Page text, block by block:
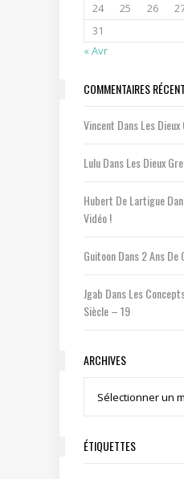
24
25 26
31
« Avr
COMMENTAIRES
Vincent DansLes
LuluDansLes Dieux
Hubert De Lartigue
Vidéo !
GuitoonDans2 Ans De
Jgab DansLes
Siècle – 19
ARCHIVES
Archives
ÉTIQUETTES